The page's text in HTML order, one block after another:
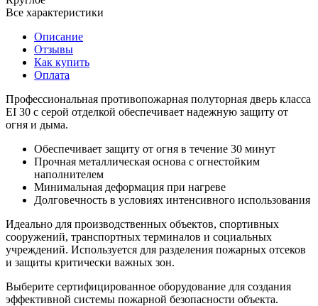
Все характеристики
Описание
Отзывы
Как купить
Оплата
Профессиональная противопожарная полуторная дверь класса
EI 30 с серой отделкой обеспечивает надежную защиту от
огня и дыма.
Обеспечивает защиту от огня в течение 30 минут
Прочная металлическая основа с огнестойким
наполнителем
Минимальная деформация при нагреве
Долговечность в условиях интенсивного использования
Идеально для производственных объектов, спортивных
сооружений, транспортных терминалов и социальных
учреждений. Используется для разделения пожарных отсеков
и защиты критически важных зон.
Выберите сертифицированное оборудование для создания
эффективной системы пожарной безопасности объекта.